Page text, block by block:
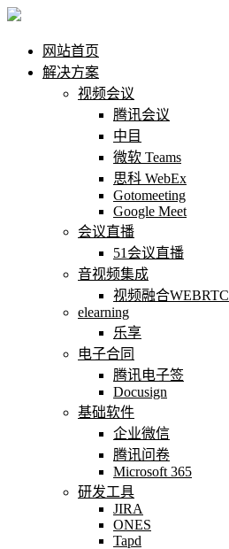
网站首页
解决方案
视频会议
腾讯会议
中目
微软 Teams
思科 WebEx
Gotomeeting
Google Meet
会议直播
51会议直播
音视频集成
视频融合WEBRTC
elearning
乐享
电子合同
腾讯电子签
Docusign
基础软件
企业微信
腾讯问卷
Microsoft 365
研发工具
JIRA
ONES
Tapd